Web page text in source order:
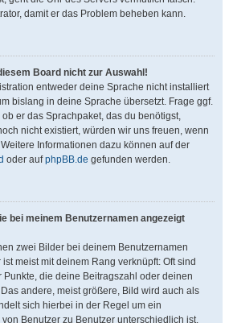
damit er das Problem beheben kann.
Board nicht zur Auswahl!
entweder deine Sprache nicht installiert
bislang in deine Sprache übersetzt. Frage ggf.
er das Sprachpaket, das du benötigst,
nicht existiert, würden wir uns freuen, wenn
Informationen dazu können auf der
oder aufphpBB.de gefunden werden.
bei meinem Benutzernamen angezeigt
zwei Bilder bei deinem Benutzernamen
meist mit deinem Rang verknüpft: Oft sind
Punkte, die deine Beitragszahl oder deinen
andere, meist größere, Bild wird auch als
sich hierbei in der Regel um ein
Benutzer zu Benutzer unterschiedlich ist.